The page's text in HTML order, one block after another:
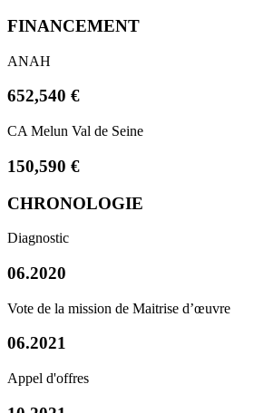
FINANCEMENT
ANAH
652,540 €
CA Melun Val de Seine
150,590 €
CHRONOLOGIE
Diagnostic
06.2020
Vote de la mission de Maitrise d’œuvre
06.2021
Appel d'offres